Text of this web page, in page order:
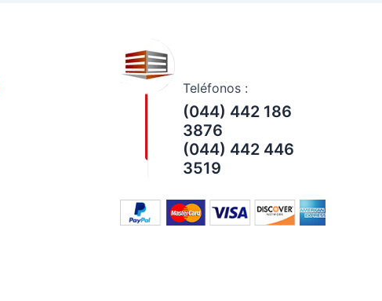
Teléfonos :
(044) 442 186
3876
(044) 442 446
3519